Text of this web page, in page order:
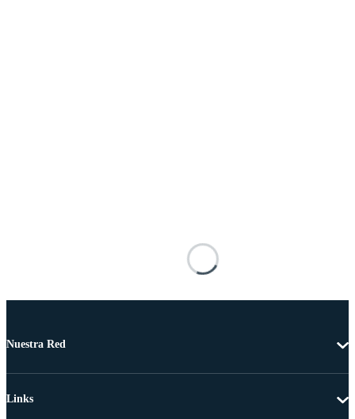
Nuestra Red
Links